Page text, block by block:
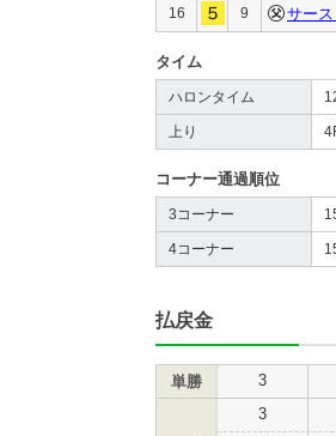
16 9 サー
タイム
ハロンタイム
上り
コーナー通過順位
3コーナー
4コーナー
払戻金
単勝 3
3